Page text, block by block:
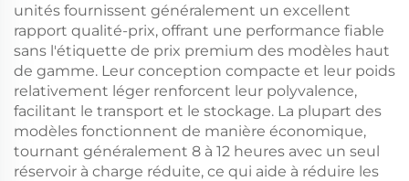
unités fournissent généralement un excellent
rapport qualité-prix, offrant une performance fiable
sans l'étiquette de prix premium des modèles haut
de gamme. Leur conception compacte et leur poids
relativement léger renforcent leur polyvalence,
facilitant le transport et le stockage. La plupart des
modèles fonctionnent de manière économique,
tournant généralement 8 à 12 heures avec un seul
réservoir à charge réduite, ce qui aide à réduire les